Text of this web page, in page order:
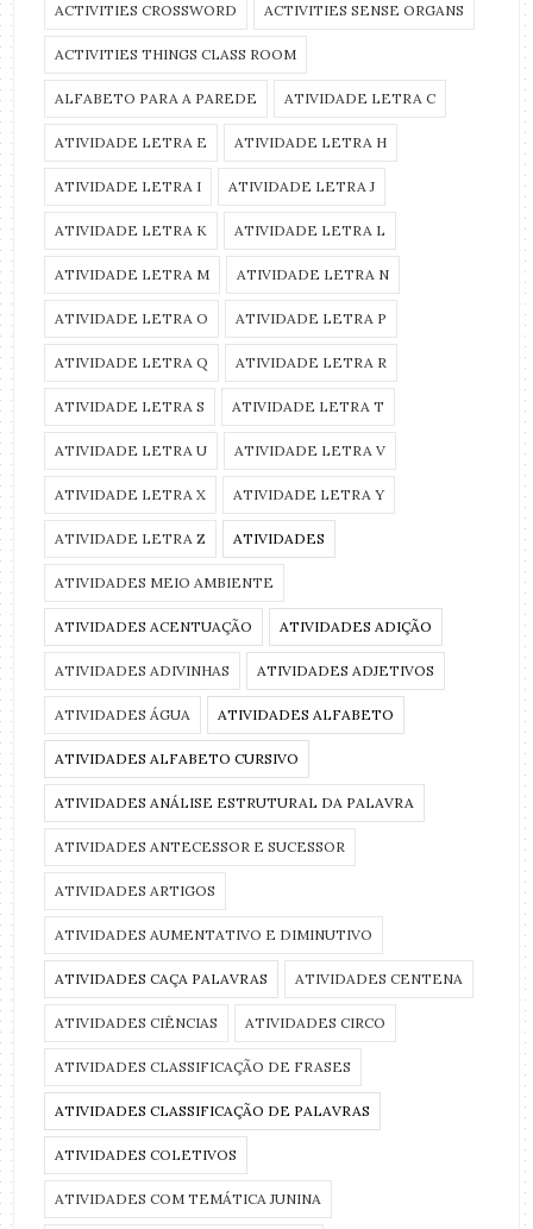
ACTIVITIES CROSSWORD ACTIVITIES SENSE ORGANS
ACTIVITIES THINGS CLASS ROOM
ALFABETO PARA A PAREDE ATIVIDADE LETRA C
ATIVIDADE LETRA E ATIVIDADE LETRA H
ATIVIDADE LETRA I ATIVIDADE LETRA J
ATIVIDADE LETRA K ATIVIDADE LETRA L
ATIVIDADE LETRA M ATIVIDADE LETRA N
ATIVIDADE LETRA O ATIVIDADE LETRA P
ATIVIDADE LETRA Q ATIVIDADE LETRA R
ATIVIDADE LETRA S ATIVIDADE LETRA T
ATIVIDADE LETRA U ATIVIDADE LETRA V
ATIVIDADE LETRA X ATIVIDADE LETRA Y
ATIVIDADE LETRA Z ATIVIDADES
ATIVIDADES MEIO AMBIENTE
ATIVIDADES ACENTUAÇÃO ATIVIDADES ADIÇÃO
ATIVIDADES ADIVINHAS ATIVIDADES ADJETIVOS
ATIVIDADES ÁGUA ATIVIDADES ALFABETO
ATIVIDADES ALFABETO CURSIVO
ATIVIDADES ANÁLISE ESTRUTURAL DA PALAVRA
ATIVIDADES ANTECESSOR E SUCESSOR
ATIVIDADES ARTIGOS
ATIVIDADES AUMENTATIVO E DIMINUTIVO
ATIVIDADES CAÇA PALAVRAS ATIVIDADES CENTENA
ATIVIDADES CIÊNCIAS ATIVIDADES CIRCO
ATIVIDADES CLASSIFICAÇÃO DE FRASES
ATIVIDADES CLASSIFICAÇÃO DE PALAVRAS
ATIVIDADES COLETIVOS
ATIVIDADES COM TEMÁTICA JUNINA